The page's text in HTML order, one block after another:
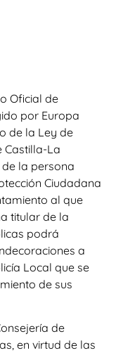
Oficial de
por Europa
de la Ley de
Castilla-La
la persona
Ciudadana
al que
titular de la
podrá
a
Local que se
de sus
de
en virtud de las